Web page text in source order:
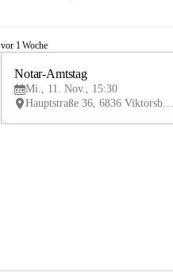
V
vor 1 Woche
V
Notar-Amtstag
Mi., 11. Nov., 15:30
Hauptstraße 36, 6836 Viktorsberg, AUT